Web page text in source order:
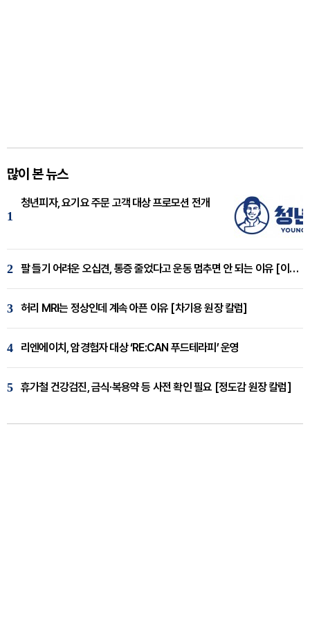
많이 본 뉴스
1
청년피자, 요기요 주문 고객 대상 프로모션 전개
2 팔 들기 어려운 오십견, 통증 줄었다고 운동 멈추면 안 되는 이유 [이병욱 원장 칼럼]
3 허리 MRI는 정상인데 계속 아픈 이유 [차기용 원장 칼럼]
4 리엔에이치, 암경험자 대상 ‘RE:CAN 푸드테라피’ 운영
5 휴가철 건강검진, 금식·복용약 등 사전 확인 필요 [정도감 원장 칼럼]